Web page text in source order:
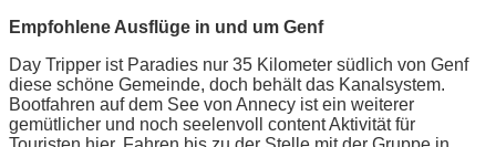
Empfohlene Ausflüge in und um Genf
Day Tripper ist Paradies nur 35 Kilometer südlich von Genf
diese schöne Gemeinde, doch behält das Kanalsystem.
Bootfahren auf dem See von Annecy ist ein weiterer
gemütlicher und noch seelenvoll content Aktivität für